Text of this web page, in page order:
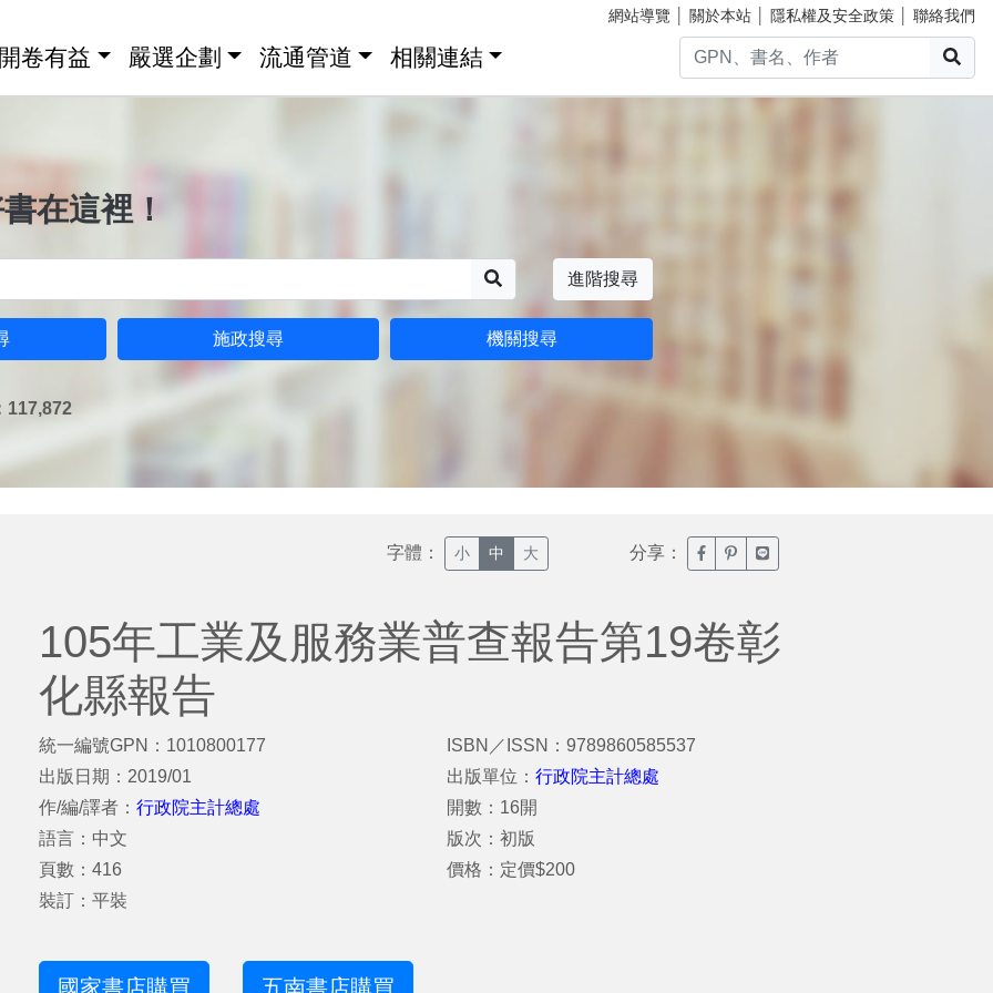
網站導覽 關於本站 隱私權及安全政策 聯絡我們
卷有益 嚴選企劃 流通管道 相關連結
在這裡！
進階搜尋
施政搜尋 機關搜尋
117,872
字體： 小 中 大 分享： 臉書分享(另開新視窗)
噗浪分享(另開新視窗)
Line分享(另開新視窗)
105年工業及服務業普查報告第19卷彰
化縣報告
統一編號GPN：1010800177
出版日期：2019/01
作/編/譯者： 行政院主計總處
語言：中文
頁數：416
裝訂：平裝
ISBN／ISSN：9789860585537
出版單位：行政院主計總處
開數：16開
版次：初版
價格：定價$200
國家書店購買 五南書店購買